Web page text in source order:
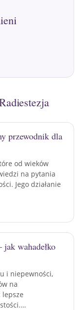
przewodnik dla
od wieków
na pytania
Jego działanie
wahadełko
i niepewności,
na
lepsze